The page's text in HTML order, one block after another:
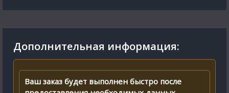
Дополнительная информация:
Ваш заказ будет выполнен быстро после